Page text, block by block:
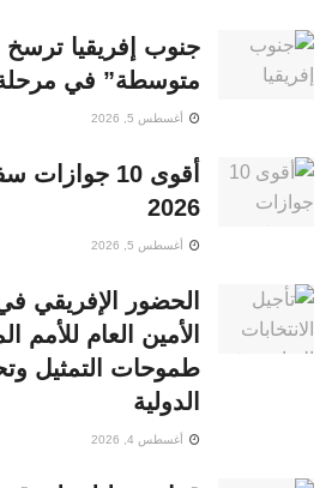
جنوب إفريقيا ترسخ
متوسطة” في مرحلة
أغسطس 5, 2026
أقوى 10
2026
أغسطس 5, 2026
الحضور الإفريقي
الأمين العام للأمم
طموحات التمثيل
الدولية
أغسطس 4, 2026